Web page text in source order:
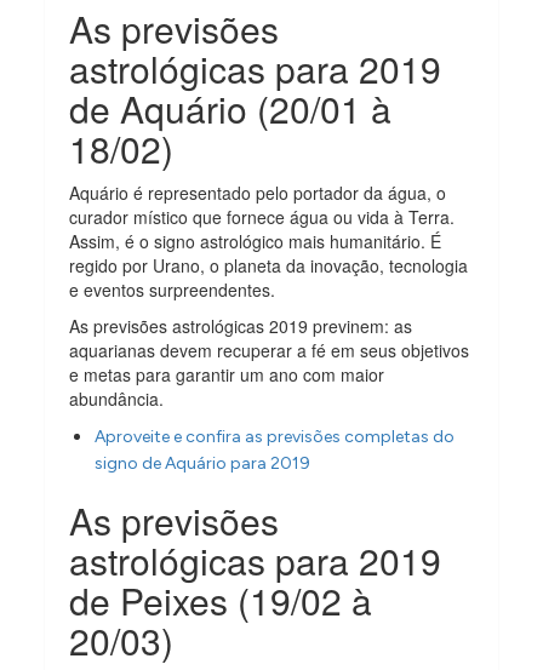
As previsões
astrológicas para 2019
de Aquário (20/01 à
18/02)
Aquário é representado pelo portador da água, o
curador místico que fornece água ou vida à Terra.
Assim, é o signo astrológico mais humanitário. É
regido por Urano, o planeta da inovação, tecnologia
e eventos surpreendentes.
As previsões astrológicas 2019 previnem: as
aquarianas devem recuperar a fé em seus objetivos
e metas para garantir um ano com maior
abundância.
Aproveite e confira as previsões completas do
signo de Aquário para 2019
As previsões
astrológicas para 2019
de Peixes (19/02 à
20/03)